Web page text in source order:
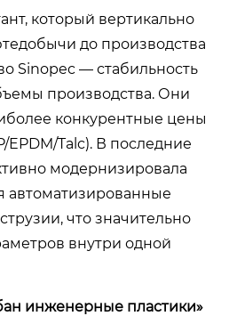
который вертикально
до производства
Sinopec — стабильность
производства. Они
конкурентные цены
EPDM/Talc). В последние
модернизировала
автоматизированные
что значительно
внутри одной
инженерные пластики»